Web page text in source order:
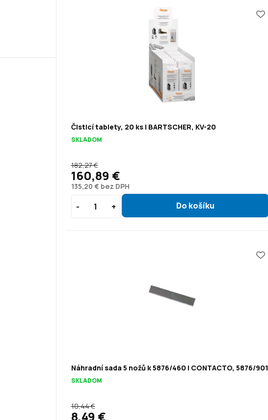
Čisticí tablety, 20 ks | BARTSCHER, KV-20
SKLADOM
135,20 € bez DPH
182,27 €
160,89 €
Náhradní sada 5 nožů k 5876/460 | CONTACTO, 5876/901
SKLADOM
10,44 €
8,49 €